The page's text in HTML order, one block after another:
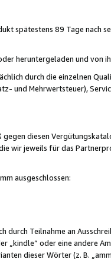
spätestens 89 Tage nach
heruntergeladen und von
durch die einzelnen
und Mehrwertsteuer),
gegen diesen
wir jeweils für das
ausgeschlossen:
durch Teilnahme an
„kindle“ oder eine andere
dieser Wörter (z. B.